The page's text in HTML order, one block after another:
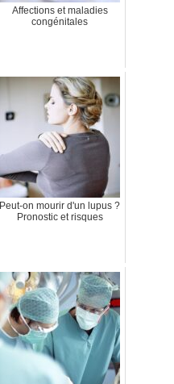
Affections et maladies
congénitales
Peut-on mourir d'un lupus ?
Pronostic et risques